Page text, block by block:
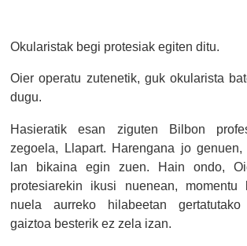
Okularistak begi protesiak egiten ditu.
Oier operatu zutenetik, guk okularista
dugu.
Hasieratik esan ziguten Bilbon
zegoela, Llapart. Harengana jo genuen,
lan bikaina egin zuen. Hain ondo,
protesiarekin ikusi nuenean, momentu
nuela aurreko hilabeetan
gaiztoa besterik ez zela izan.